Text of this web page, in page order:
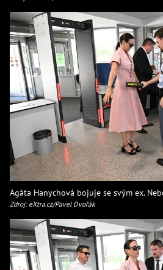
Agáta Hanychová bojuje se svým ex.
Zdroj: eXtra.cz/Pavel Dvořák